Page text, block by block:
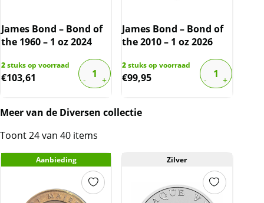
James Bond – Bond of
the 1960 – 1 oz 2024
2stuks op voorraad
€103,61
James Bond – Bond of
the 2010 – 1 oz 2026
2stuks op voorraad
€99,95
Meer van de Diversen collectie
Toont 24 van 40 items
Aanbieding Zilver